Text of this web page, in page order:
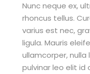
Nunc neque ex,
rhoncus tellus.
varius est nec,
ligula. Mauris
ullamcorper,
pulvinar leo elit id